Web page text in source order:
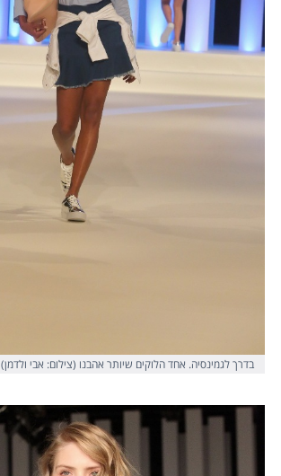
בדרך לגמינסיה. אחד הלוקים שיותר אהבנו (צילום: אבי ולדמן)